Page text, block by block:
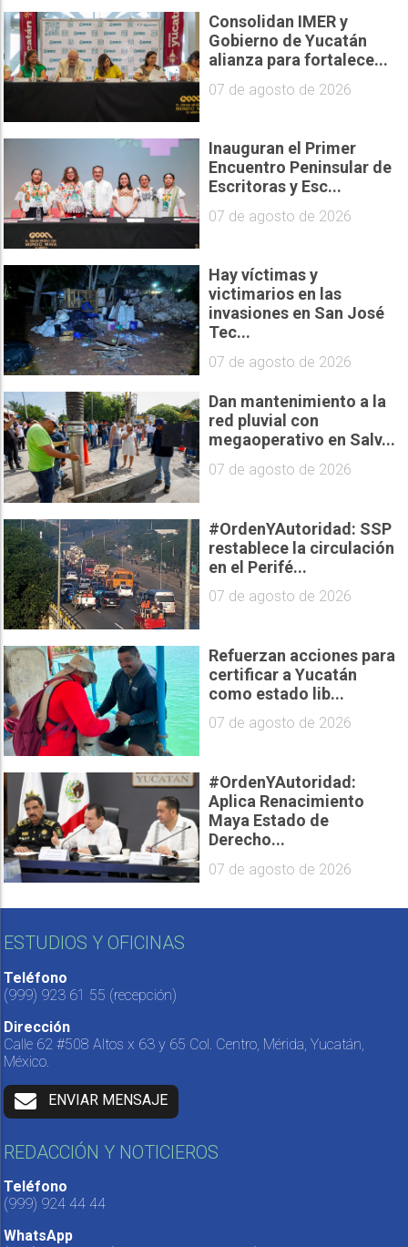
Consolidan IMER y
Gobierno de Yucatán
alianza para fortalece...
07 de agosto de 2026
Inauguran el Primer
Encuentro Peninsular de
Escritoras y Esc...
07 de agosto de 2026
Hay víctimas y
victimarios en las
invasiones en San José
Tec...
07 de agosto de 2026
Dan mantenimiento a la
red pluvial con
megaoperativo en Salv...
07 de agosto de 2026
#OrdenYAutoridad: SSP
restablece la circulación
en el Perifé...
07 de agosto de 2026
Refuerzan acciones para
certificar a Yucatán
como estado lib...
07 de agosto de 2026
#OrdenYAutoridad:
Aplica Renacimiento
Maya Estado de
Derecho...
07 de agosto de 2026
ESTUDIOS Y OFICINAS
Teléfono
(999) 923 61 55 (recepción)
Dirección
Calle 62 #508 Altos x 63 y 65 Col. Centro, Mérida, Yucatán,
México.
ENVIAR MENSAJE
REDACCIÓN Y NOTICIEROS
Teléfono
(999) 924 44 44
WhatsApp